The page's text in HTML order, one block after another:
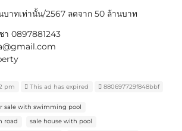
บาทเท่านั้น/2567 ลดจาก 50 ล้านบาท
0897881243
pm This ad has expired 880697729f848bbf
sale with swimming pool
road
sale house with pool